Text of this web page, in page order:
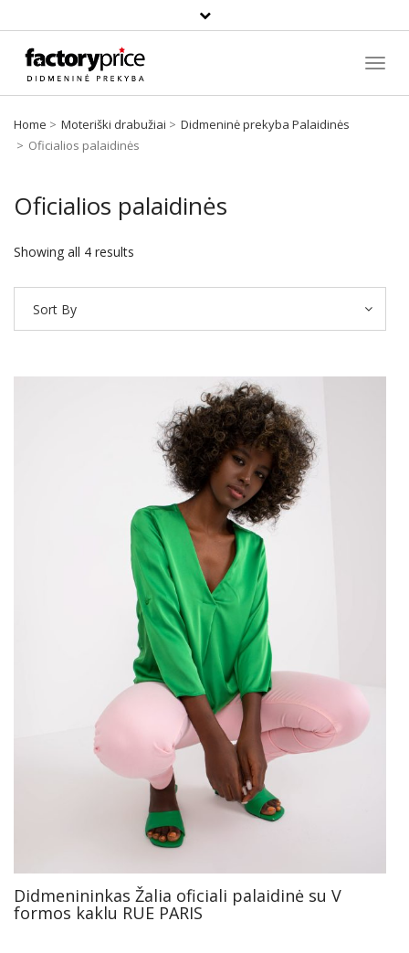
Paieška
Home Moteriški drabužiai
Didmeninė prekyba Palaidinės
Oficialios palaidinės
Oficialios palaidinės
Showing all 4 results
Sort By
Didmenininkas Žalia oficiali palaidinė su V
formos kaklu RUE PARIS